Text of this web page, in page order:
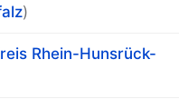
)
Rhein-Hunsrück-